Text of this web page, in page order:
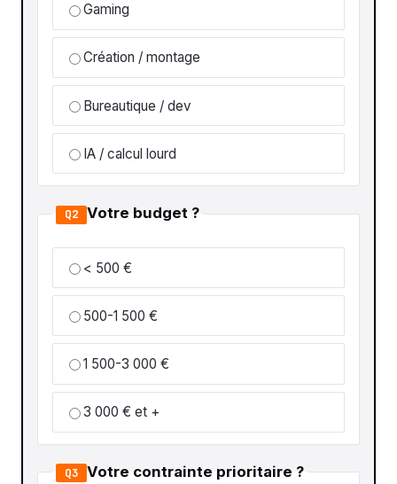
Gaming
Création / montage
Bureautique / dev
IA / calcul lourd
Q2 Votre budget ?
< 500 €
500-1 500 €
1 500-3 000 €
3 000 € et +
Q3 Votre contrainte prioritaire ?